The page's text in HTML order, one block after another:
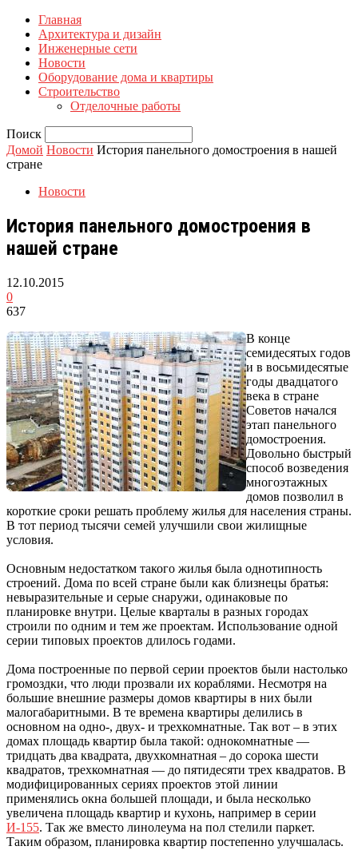
Главная
Архитектура и дизайн
Инженерные сети
Новости
Оборудование дома и квартиры
Строительство
Отделочные работы
Поиск
Домой Новости История панельного домостроения в нашей
стране
Новости
История панельного домостроения в
нашей стране
12.10.2015
0
637
В конце
семидесятых годов
и в восьмидесятые
годы двадцатого
века в стране
Советов начался
этап панельного
домостроения.
Довольно быстрый
способ возведения
многоэтажных
домов позволил в
короткие сроки решать проблему жилья для населения страны.
В тот период тысячи семей улучшили свои жилищные
условия.
Основным недостатком такого жилья была однотипность
строений. Дома по всей стране были как близнецы братья:
невыразительные и серые снаружи, одинаковые по
планировке внутри. Целые кварталы в разных городах
строили по одним и тем же проектам. Использование одной
серии типовых проектов длилось годами.
Дома построенные по первой серии проектов были настолько
громоздки, что люди прозвали их кораблями. Несмотря на
большие внешние размеры домов квартиры в них были
малогабаритными. В те времена квартиры делились в
основном на одно-, двух- и трехкомнатные. Так вот – в этих
домах площадь квартир была такой: однокомнатные —
тридцать два квадрата, двухкомнатная – до сорока шести
квадратов, трехкомнатная — до пятидесяти трех квадратов. В
модифицированных сериях проектов этой линии
применялись окна большей площади, и была несколько
увеличена площадь квартир и кухонь, например в серии
И-155. Так же вместо линолеума на пол стелили паркет.
Таким образом, планировка квартир постепенно улучшалась.